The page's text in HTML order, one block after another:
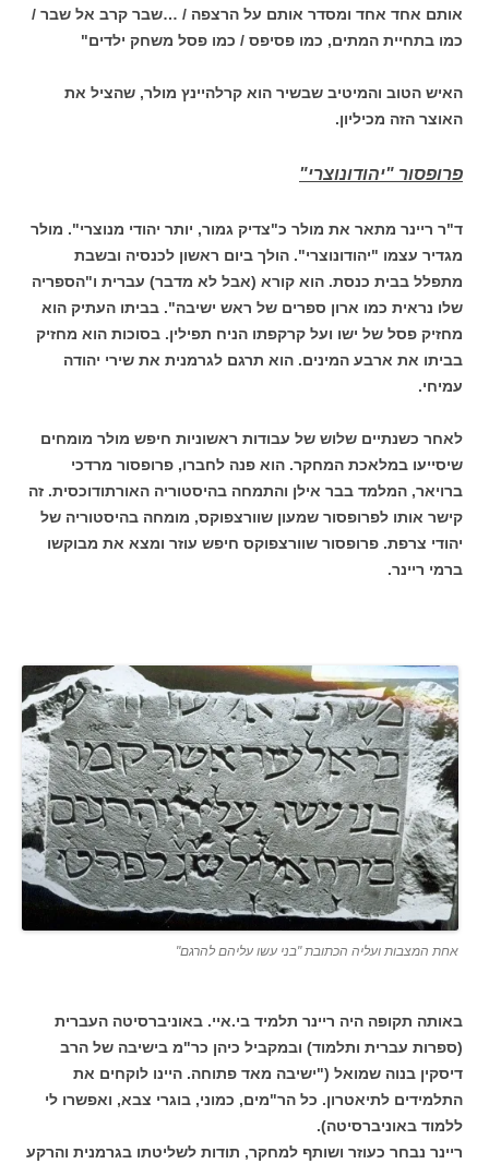
אותם אחד אחד ומסדר אותם על הרצפה / …שבר קרב אל שבר /
כמו בתחיית המתים, כמו פסיפס / כמו פסל משחק ילדים"
האיש הטוב והמיטיב שבשיר הוא קרלהיינץ מולר, שהציל את
האוצר הזה מכיליון.
פרופסור "יהודונוצרי"
ד"ר ריינר מתאר את מולר כ"צדיק גמור, יותר יהודי מנוצרי". מולר
מגדיר עצמו "יהודונוצרי". הולך ביום ראשון לכנסיה ובשבת
מתפלל בבית כנסת. הוא קורא (אבל לא מדבר) עברית ו"הספריה
שלו נראית כמו ארון ספרים של ראש ישיבה". בביתו העתיק הוא
מחזיק פסל של ישו ועל קרקפתו הניח תפילין. בסוכות הוא מחזיק
בביתו את ארבע המינים. הוא תרגם לגרמנית את שירי יהודה
עמיחי.
לאחר כשנתיים שלוש של עבודות ראשוניות חיפש מולר מומחים
שיסייעו במלאכת המחקר. הוא פנה לחברו, פרופסור מרדכי
ברויאר, המלמד בבר אילן והתמחה בהיסטוריה האורתודוכסית. זה
קישר אותו לפרופסור שמעון שוורצפוקס, מומחה בהיסטוריה של
יהודי צרפת. פרופסור שוורצפוקס חיפש עוזר ומצא את מבוקשו
ברמי ריינר.
אחת המצבות ועליה הכתובת "בני עשו עליהם להרגם"
באותה תקופה היה ריינר תלמיד בי.איי. באוניברסיטה העברית
(ספרות עברית ותלמוד) ובמקביל כיהן כר"מ בישיבה של הרב
דיסקין בנוה שמואל ("ישיבה מאד פתוחה. היינו לוקחים את
התלמידים לתיאטרון. כל הר"מים, כמוני, בוגרי צבא, ואפשרו לי
ללמוד באוניברסיטה).
ריינר נבחר כעוזר ושותף למחקר, תודות לשליטתו בגרמנית והרקע